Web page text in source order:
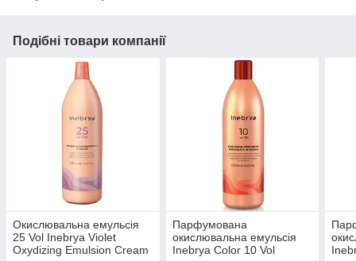
Подібні товари компанії
Окислювальна емульсія
25 Vol Inebrya Violet
Oxydizing Emulsion Cream
Парфумована
окислювальна емульсія
Inebrya Color 10 Vol